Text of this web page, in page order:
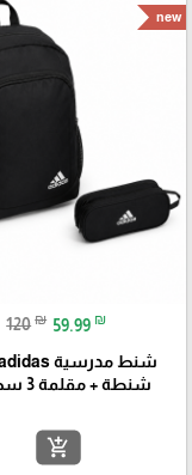
new
120 ₪ 59.99 ₪
شنطة + مقلمة 3 سحابات
add_shopping_cart